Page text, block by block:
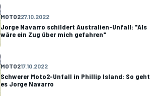
MOTO227.10.2022
Jorge Navarro schildert Australien-Unfall: "Als
wäre ein Zug über mich gefahren"
MOTO217.10.2022
Schwerer Moto2-Unfall in Phillip Island: So geht
es Jorge Navarro